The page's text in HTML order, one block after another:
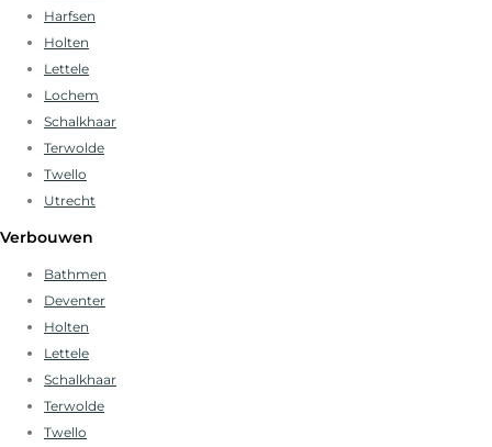
Harfsen
Holten
Lettele
Lochem
Schalkhaar
Terwolde
Twello
Utrecht
Verbouwen
Bathmen
Deventer
Holten
Lettele
Schalkhaar
Terwolde
Twello